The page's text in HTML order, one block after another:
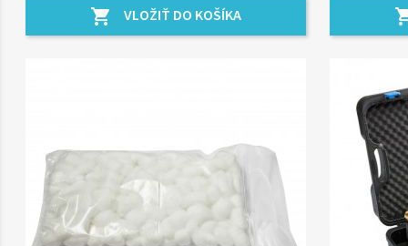
shopping_cart VLOŽIŤ DO KOŠÍKA